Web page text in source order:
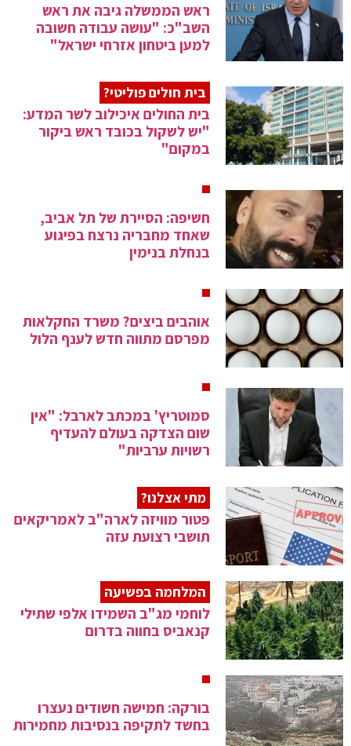
ראש הממשלה גיבה את ראש
השב"כ: "עושה עבודה חשובה
למען ביטחון אזרחי ישראל"
בית חולים פוליטי?
בית החולים איכילוב לשר המדע:
"יש לשקול בכובד ראש ביקור
במקום"
חשיפה: הסיירת של תל אביב,
שאחד מחבריה נרצח בפיגוע
בנחלת בנימין
אוהבים ביצים? משרד החקלאות
מפרסם מתווה חדש לענף הלול
סמוטריץ' במכתב לארבל: "אין
שום הצדקה בעולם להעדיף
רשויות ערביות"
מתי אצלנו?
פטור מוויזה לארה"ב לאמריקאים
תושבי רצועת עזה
המלחמה בפשיעה
לוחמי מג"ב השמידו אלפי שתילי
קנאביס בחווה בדרום
בורקה: חמישה חשודים נעצרו
בחשד לתקיפה בנסיבות מחמירות